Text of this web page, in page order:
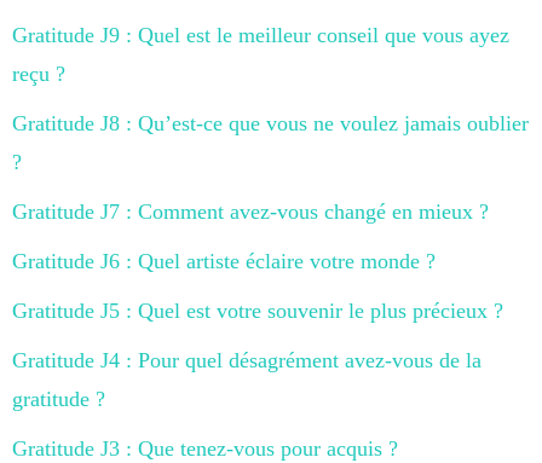
Gratitude J9 : Quel est le meilleur conseil que vous ayez
reçu ?
Gratitude J8 : Qu’est-ce que vous ne voulez jamais oublier
?
Gratitude J7 : Comment avez-vous changé en mieux ?
Gratitude J6 : Quel artiste éclaire votre monde ?
Gratitude J5 : Quel est votre souvenir le plus précieux ?
Gratitude J4 : Pour quel désagrément avez-vous de la
gratitude ?
Gratitude J3 : Que tenez-vous pour acquis ?